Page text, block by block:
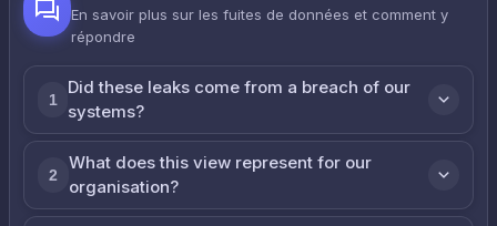
En savoir plus sur les fuites de données et comment y
répondre
1
Did these leaks come from a breach of our
systems?
2
What does this view represent for our
organisation?